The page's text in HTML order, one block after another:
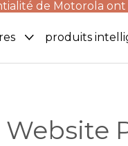
de Motorola
produits